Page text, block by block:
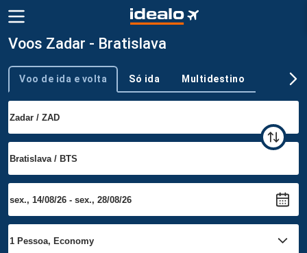
Voos Zadar - Bratislava
Tipo de viagem
Voo de ida e volta Só ida Multidestino